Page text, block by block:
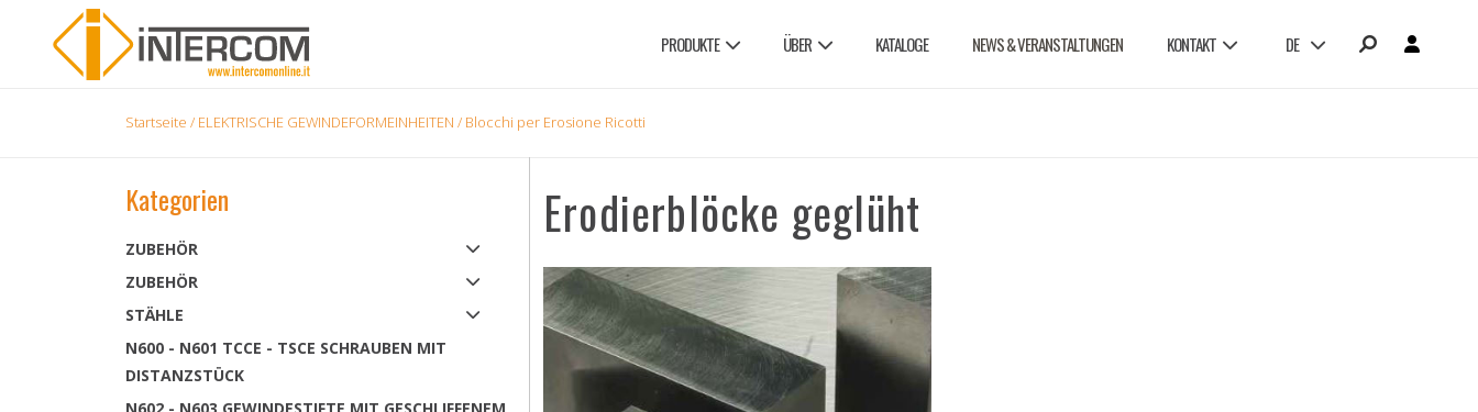
PRODUKTE ÜBER KATALOGE NEWS & VERANSTALTUNGEN KONTAKT DE
Startseite / ELEKTRISCHE GEWINDEFORMEINHEITEN / Blocchi per Erosione Ricotti
Kategorien
ZUBEHÖR
ZUBEHÖR
STÄHLE
N600 - N601 TCCE - TSCE SCHRAUBEN MIT
DISTANZSTÜCK
Erodierblöcke geglüht